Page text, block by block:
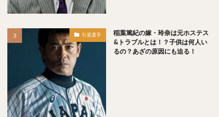
引退選手
稲葉篤紀の嫁・玲奈は元ホステス
&トラブルとは！？子供は何人い
るの？あざの原因にも迫る！
柴田竜拓（しばたたつひろ）
ニコラス・アンドレス・マルティネス
梶谷隆幸（かじたにたかゆき）
二岡智宏（におかともひろ）
金本知憲（かねもとともあき）
釜田佳直（かまたよしなお）
山口航輝（やまぐちこうき）